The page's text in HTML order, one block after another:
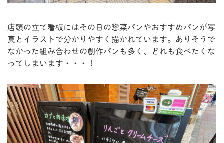
店頭の立て看板にはその日の惣菜パンやおすすめパンが写
真とイラストで分かりやすく描かれています。ありそうで
なかった組み合わせの創作パンも多く、どれも食べたくな
ってしまいます・・・！